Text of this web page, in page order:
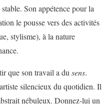
Son appétence pour la
le pousse vers des activités
stylisme), à la nature
que son travail a du sens.
silencieux du quotidien. Il
nébuleux. Donnez-lui un